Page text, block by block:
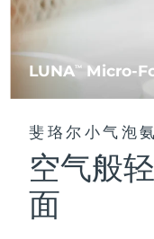
LUNATM Micro-
斐珞尔小气泡
空气般
面
All
All
Dual
All
Anti-
Scalp
All
Full-
脱毛
捷克
丹麦
芬兰
法国